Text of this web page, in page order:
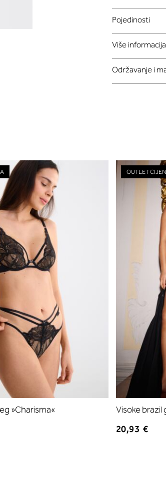
Pojedinosti
Više informacija
Održavanje i
»Charisma«
OUTLET
Visoke brazil
20,93 €